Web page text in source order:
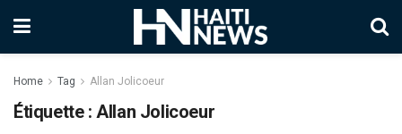
Home Tag Allan Jolicoeur
Étiquette :Allan Jolicoeur